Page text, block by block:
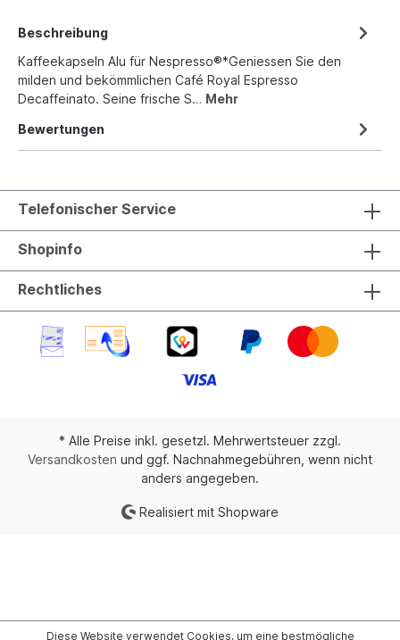
Beschreibung
Kaffeekapseln Alu für Nespresso®*Geniessen Sie den
milden und bekömmlichen Café Royal Espresso
Decaffeinato. Seine frische S… Mehr
Bewertungen
Telefonischer Service
Shopinfo
Rechtliches
* Alle Preise inkl. gesetzl. Mehrwertsteuer zzgl.
Versandkosten und ggf. Nachnahmegebühren, wenn nicht
anders angegeben.
Realisiert mit Shopware
Diese Website verwendet Cookies, um eine bestmögliche